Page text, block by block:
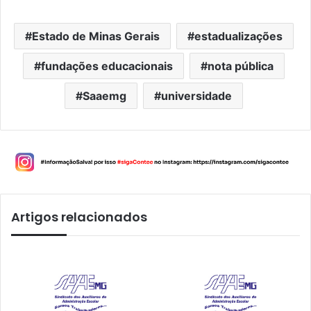
Estado de Minas Gerais estadualizações
fundações educacionais nota pública
Saaemg universidade
Artigos relacionados